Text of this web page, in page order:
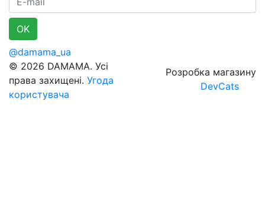
E-mail
OK
@damama_ua
© 2026 DAMAMA. Усі
права захищені. Угода
користувача
Розробка магазину
DevCats